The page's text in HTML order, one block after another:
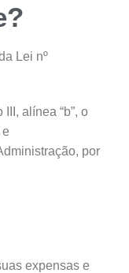
Lei nº
alínea “b”, o
por
expensas e